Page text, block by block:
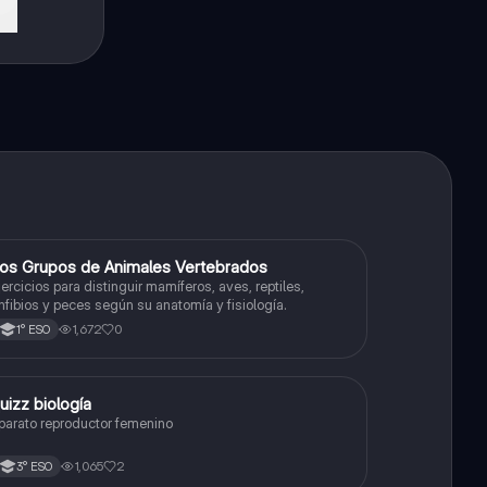
Biología y Geología
Grupos de Animales Vertebrados
para distinguir mamíferos, aves, reptiles,
y peces según su anatomía y fisiología.
1° ESO 1,672 0
Biología y Geología
biología
reproductor femenino
3° ESO 1,065 2